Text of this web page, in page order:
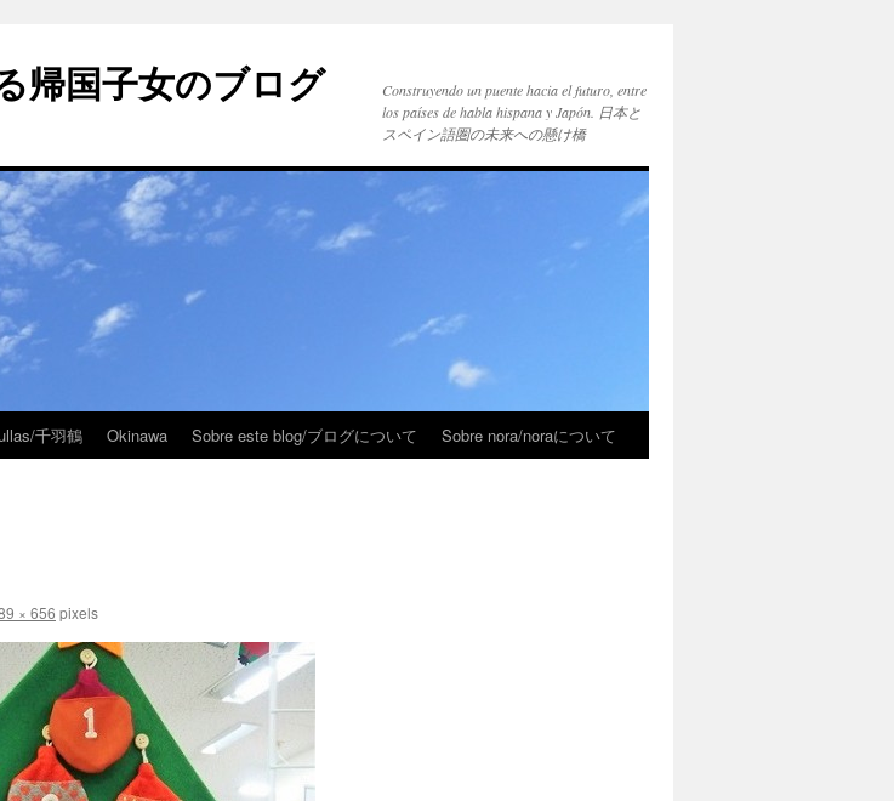
帰国子女のブログ
Construyendo un puente hacia el futuro, entre
los países de habla hispana y Japón. 日本と
スペイン語圏の未来への懸け橋
千羽鶴 Okinawa Sobre este blog/ブログについて Sobre nora/noraについて
× 656 pixels